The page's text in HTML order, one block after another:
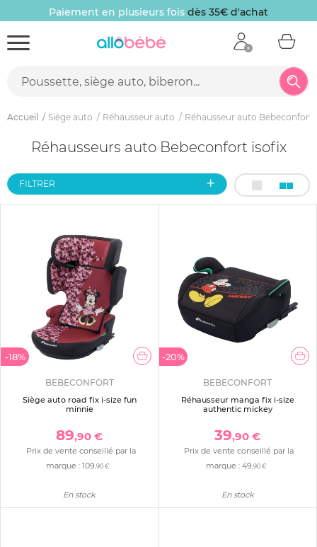
Paiement en plusieurs fois dès 35€ d'achat
Accueil Siège auto Réhausseur auto Réhausseur auto Bebeconfort
Réhausseurs auto Bebeconfort isofix
FILTRER
-18%
BEBECONFORT
Siège auto road fix i-size fun
minnie
89,90 €
Prix de vente conseillé par la
marque :109,90 €
En stock
-20%
BEBECONFORT
Réhausseur manga fix i-size
authentic mickey
39,90 €
Prix de vente conseillé par la
marque : 49 ,90 €
En stock